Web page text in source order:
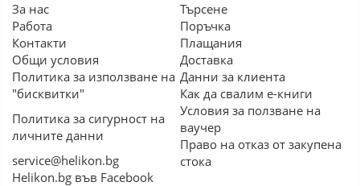
За нас
Работа
Контакти
Общи условия
Политика за използване на
"бисквитки"
Политика за сигурност на
личните данни
service@helikon.bg
Helikon.bg във Facebook
Търсене
Поръчка
Плащания
Доставка
Данни за клиента
Как да свалим е-книги
Условия за ползване на
ваучер
Право на отказ от закупена
стока